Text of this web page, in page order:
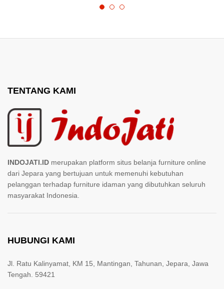
TENTANG KAMI
INDOJATI.ID merupakan platform situs belanja furniture online
dari Jepara yang bertujuan untuk memenuhi kebutuhan
pelanggan terhadap furniture idaman yang dibutuhkan seluruh
masyarakat Indonesia.
HUBUNGI KAMI
Jl. Ratu Kalinyamat, KM 15, Mantingan, Tahunan, Jepara, Jawa
Tengah. 59421